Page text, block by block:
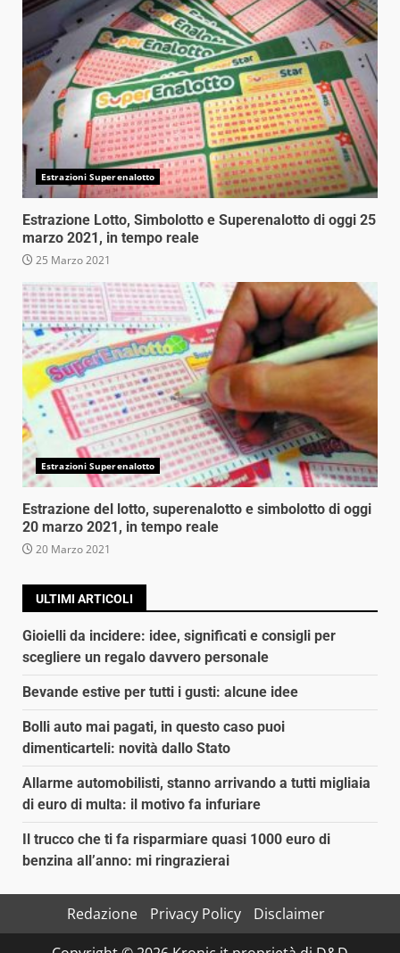
Estrazioni Superenalotto
Estrazione Lotto, Simbolotto e Superenalotto di oggi 25
marzo 2021, in tempo reale
25 Marzo 2021
Estrazioni Superenalotto
Estrazione del lotto, superenalotto e simbolotto di oggi
20 marzo 2021, in tempo reale
20 Marzo 2021
ULTIMI ARTICOLI
Gioielli da incidere: idee, significati e consigli per
scegliere un regalo davvero personale
Bevande estive per tutti i gusti: alcune idee
Bolli auto mai pagati, in questo caso puoi
dimenticarteli: novità dallo Stato
Allarme automobilisti, stanno arrivando a tutti migliaia
di euro di multa: il motivo fa infuriare
Il trucco che ti fa risparmiare quasi 1000 euro di
benzina all’anno: mi ringrazierai
Redazione Privacy Policy
Disclaimer